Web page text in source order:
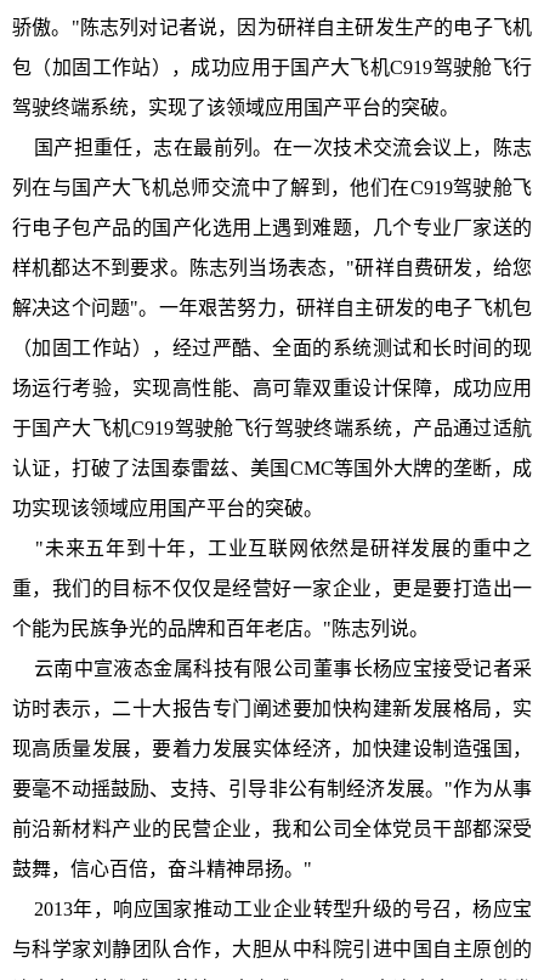
骄傲。"陈志列对记者说，因为研祥自主研发生产的电子飞机
包（加固工作站），成功应用于国产大飞机C919驾驶舱飞行
驾驶终端系统，实现了该领域应用国产平台的突破。
国产担重任，志在最前列。在一次技术交流会议上，陈志
列在与国产大飞机总师交流中了解到，他们在C919驾驶舱飞
行电子包产品的国产化选用上遇到难题，几个专业厂家送的
样机都达不到要求。陈志列当场表态，"研祥自费研发，给您
解决这个问题"。一年艰苦努力，研祥自主研发的电子飞机包
（加固工作站），经过严酷、全面的系统测试和长时间的现
场运行考验，实现高性能、高可靠双重设计保障，成功应用
于国产大飞机C919驾驶舱飞行驾驶终端系统，产品通过适航
认证，打破了法国泰雷兹、美国CMC等国外大牌的垄断，成
功实现该领域应用国产平台的突破。
"未来五年到十年，工业互联网依然是研祥发展的重中之
重，我们的目标不仅仅是经营好一家企业，更是要打造出一
个能为民族争光的品牌和百年老店。"陈志列说。
云南中宣液态金属科技有限公司董事长杨应宝接受记者采
访时表示，二十大报告专门阐述要加快构建新发展格局，实
现高质量发展，要着力发展实体经济，加快建设制造强国，
要毫不动摇鼓励、支持、引导非公有制经济发展。"作为从事
前沿新材料产业的民营企业，我和公司全体党员干部都深受
鼓舞，信心百倍，奋斗精神昂扬。"
2013年，响应国家推动工业企业转型升级的号召，杨应宝
与科学家刘静团队合作，大胆从中科院引进中国自主原创的